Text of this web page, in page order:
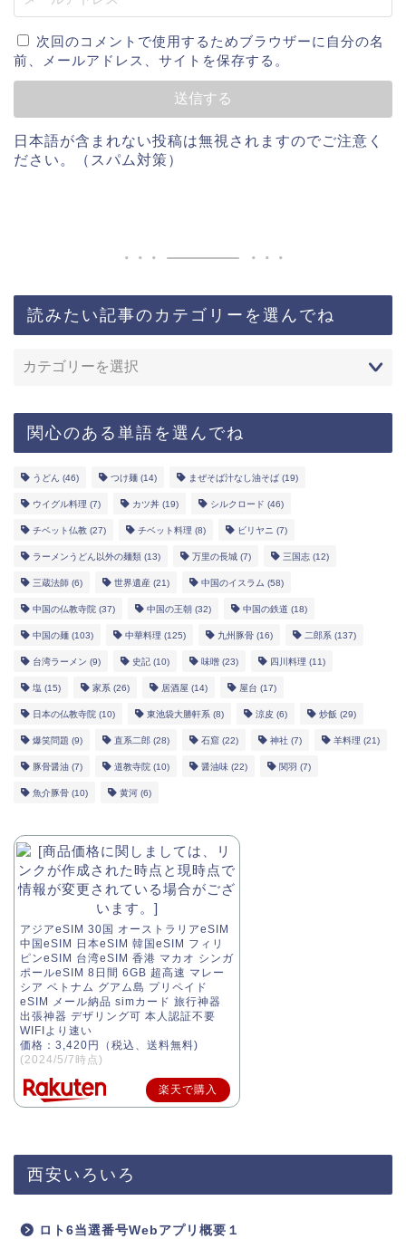
次回のコメントで使用するためブラウザーに自分の名
前、メールアドレス、サイトを保存する。
日本語が含まれない投稿は無視されますのでご注意く
ださい。（スパム対策）
読みたい記事のカテゴリーを選んでね
関心のある単語を選んでね
うどん (46) つけ麺 (14) まぜそば汁なし油そば (19)
ウイグル料理 (7) カツ丼 (19) シルクロード (46)
チベット仏教 (27) チベット料理 (8) ビリヤニ (7)
ラーメンうどん以外の麺類 (13) 万里の長城 (7) 三国志 (12)
三蔵法師 (6) 世界遺産 (21) 中国のイスラム (58)
中国の仏教寺院 (37) 中国の王朝 (32) 中国の鉄道 (18)
中国の麺 (103) 中華料理 (125) 九州豚骨 (16) 二郎系 (137)
台湾ラーメン (9) 史記 (10) 味噌 (23) 四川料理 (11)
塩 (15) 家系 (26) 居酒屋 (14) 屋台 (17)
日本の仏教寺院 (10) 東池袋大勝軒系 (8) 涼皮 (6) 炒飯 (29)
爆笑問題 (9) 直系二郎 (28) 石窟 (22) 神社 (7) 羊料理 (21)
豚骨醤油 (7) 道教寺院 (10) 醤油味 (22) 関羽 (7)
魚介豚骨 (10) 黄河 (6)
アジアeSIM 30国 オーストラリアeSIM
中国eSIM 日本eSIM 韓国eSIM フィリ
ピンeSIM 台湾eSIM 香港 マカオ シンガ
ポールeSIM 8日間 6GB 超高速 マレー
シア ベトナム グアム島 プリペイド
eSIM メール納品 simカード 旅行神器
出張神器 デザリング可 本人認証不要
WIFIより速い
価格：3,420円（税込、送料無料)
(2024/5/7時点)
楽天で購入
西安いろいろ
ロト6当選番号Webアプリ概要１